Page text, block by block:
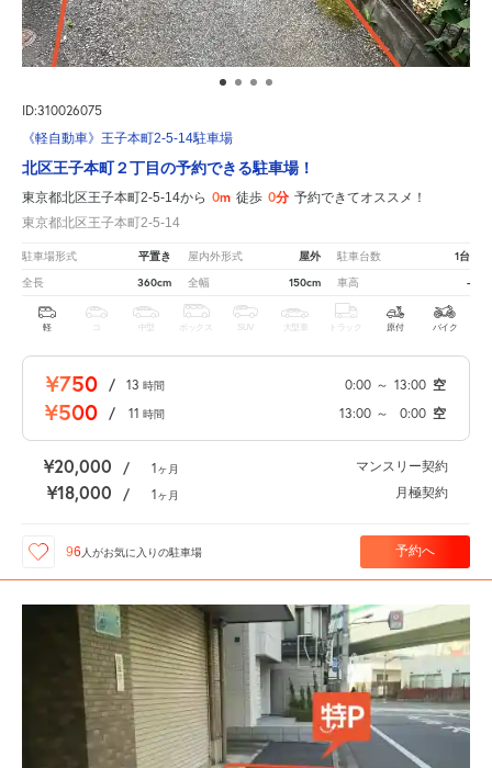
ID:310026075
《軽自動車》王子本町2-5-14駐車場
北区王子本町２丁目の予約できる駐車場！
東京都北区王子本町2-5-14から 0m 徒歩 0分 予約できてオススメ！
東京都北区王子本町2-5-14
駐車場形式 平置き 屋内外形式 屋外 駐車台数 1台
全長 360cm 全幅 150cm 車高 -
軽 中型 ボックス SUV 大型車 トラック 原付 バイク
¥750 / 13 時間 0:00 ～ 13:00 空
¥500 / 11 時間 13:00 ～ 0:00 空
¥20,000 / 1ヶ月 マンスリー契約
¥18,000 / 1ヶ月 月極契約
96 人がお気に入りの駐車場 予約へ